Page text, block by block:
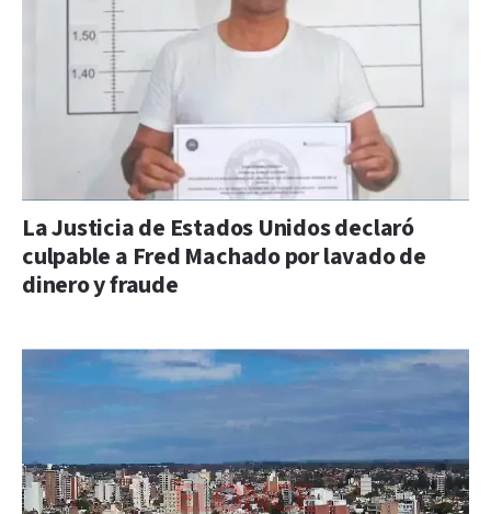
La Justicia de Estados Unidos declaró
culpable a Fred Machado por lavado de
dinero y fraude